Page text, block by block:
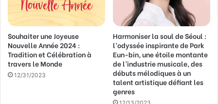
Souhaiter une Joyeuse
Nouvelle Année 2024 :
Tradition et Célébration à
travers le Monde
12/31/2023
Harmoniser la soul de Séoul :
l’odyssée inspirante de Park
Eun-bin, une étoile montante
de l’industrie musicale, des
débuts mélodiques à un
talent artistique défiant les
genres